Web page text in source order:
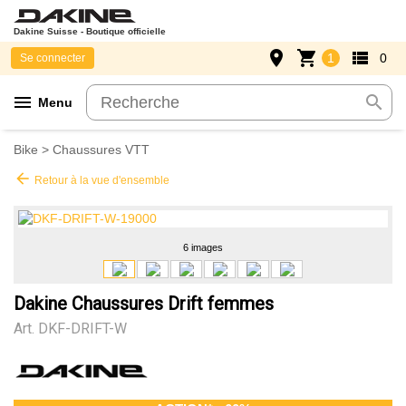
Dakine Suisse - Boutique officielle
menu Menu search
Se connecter place shopping_cart 1 view_list 0
Bike > Chaussures VTT
arrow_back Retour à la vue d'ensemble
6 images
Dakine Chaussures Drift femmes
Art. DKF-DRIFT-W